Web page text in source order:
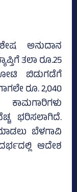
ಅನುದಾನ
ತಲಾ ರೂ.25
ಬಿಡುಗಡೆಗೆ
ರೂ. 2,040
ಭರಿಸಲಾಗಿದೆ.
ಬೆಳಗಾವಿ
ಆದೇಶ